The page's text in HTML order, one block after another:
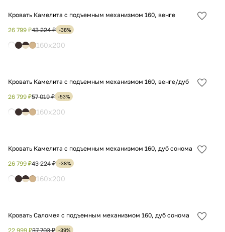
Кровать Камелита с подъемным механизмом 160, венге
26 799 ₽43 224 ₽ -38%
160x200
Кровать Камелита с подъемным механизмом 160, венге/дуб
26 799 ₽57 019 ₽ -53%
160x200
Кровать Камелита с подъемным механизмом 160, дуб сонома
26 799 ₽43 224 ₽ -38%
160x200
Кровать Саломея с подъемным механизмом 160, дуб сонома
22 999 ₽37 703 ₽ -39%